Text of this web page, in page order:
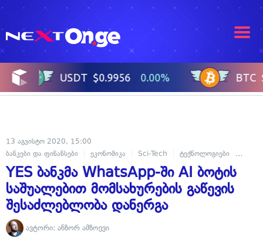
13 აგვისტო 2020, 15:00
ბანკები და ფინანსები
ეკონომიკა Sci-Tech ტექნოლოგიები
YES ბანკმა WhatsApp-ში AI ბოტის
საშუალებით მომსახურების გაწევის
შესაძლებლობა დანერგა
ავტორი: ანზორ ამზოევი